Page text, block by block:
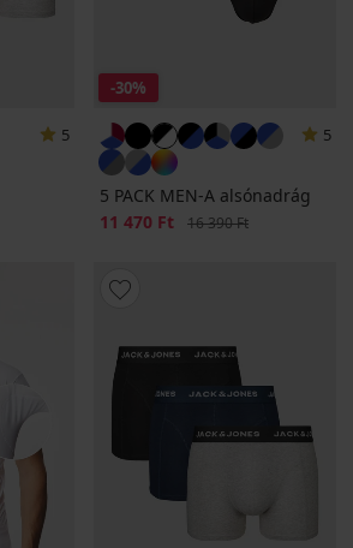
5
-30%
5
5 PACK MEN-A alsónadrág
Kedvezmény
11 470 Ft Eredeti ár
16 390 Ft